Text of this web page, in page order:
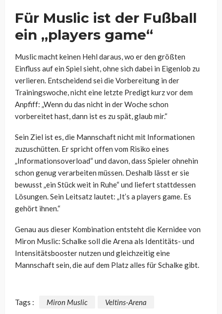
Für Muslic ist der Fußball
ein „players game“
Muslic macht keinen Hehl daraus, wo er den größten
Einfluss auf ein Spiel sieht, ohne sich dabei in Eigenlob zu
verlieren. Entscheidend sei die Vorbereitung in der
Trainingswoche, nicht eine letzte Predigt kurz vor dem
Anpfiff: „Wenn du das nicht in der Woche schon
vorbereitet hast, dann ist es zu spät, glaub mir.“
Sein Ziel ist es, die Mannschaft nicht mit Informationen
zuzuschütten. Er spricht offen vom Risiko eines
„Informationsoverload“ und davon, dass Spieler ohnehin
schon genug verarbeiten müssen. Deshalb lässt er sie
bewusst „ein Stück weit in Ruhe“ und liefert stattdessen
Lösungen. Sein Leitsatz lautet: „It’s a players game. Es
gehört ihnen.“
Genau aus dieser Kombination entsteht die Kernidee von
Miron Muslic: Schalke soll die Arena als Identitäts- und
Intensitätsbooster nutzen und gleichzeitig eine
Mannschaft sein, die auf dem Platz alles für Schalke gibt.
Tags : Miron Muslic Veltins-Arena